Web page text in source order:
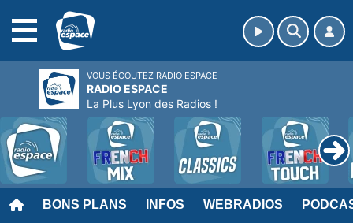
BONS PLANS INFOS WEBRADIOS
VOUS ÉCOUTEZ RADIO ESPACE
RADIO ESPACE
La Plus Lyon des Radios !